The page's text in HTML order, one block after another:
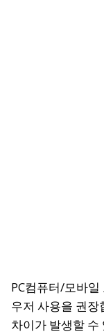
PC컴퓨터/모바
우저 사용을 권장
차이가 발생할 수